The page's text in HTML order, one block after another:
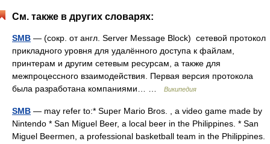
См. также в других словарях:
SMB — (сокр. от англ. Server Message Block) сетевой протокол
прикладного уровня для удалённого доступа к файлам,
принтерам и другим сетевым ресурсам, а также для
межпроцессного взаимодействия. Первая версия протокола
была разработана компаниями… …
Википедия
SMB — may refer to:* Super Mario Bros. , a video game made by
Nintendo * San Miguel Beer, a local beer in the Philippines. * San
Miguel Beermen, a professional basketball team in the Philippines.